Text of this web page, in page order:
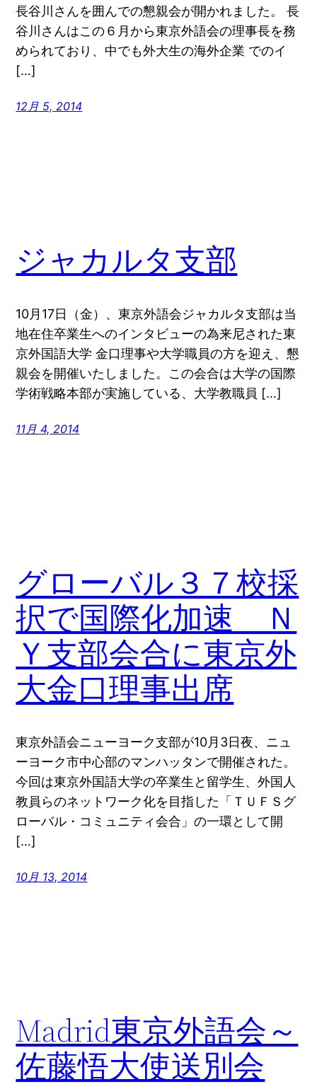
長谷川さんを囲んでの懇親会が開かれました。 長
谷川さんはこの６月から東京外語会の理事長を務
められており、中でも外大生の海外企業 でのイ
[…]
12月 5, 2014
ジャカルタ支部
10月17日（金）、東京外語会ジャカルタ支部は当
地在住卒業生へのインタビューの為来尼された東
京外国語大学 金口理事や大学職員の方を迎え、懇
親会を開催いたしました。この会合は大学の国際
学術戦略本部が実施している、大学教職員 […]
11月 4, 2014
グローバル３７校採
択で国際化加速 Ｎ
Ｙ支部会合に東京外
大金口理事出席
東京外語会ニューヨーク支部が10月3日夜、ニュ
ーヨーク市中心部のマンハッタンで開催された。
今回は東京外国語大学の卒業生と留学生、外国人
教員らのネットワーク化を目指した「ＴＵＦＳグ
ローバル・コミュニティ会合」の一環として開
[…]
10月 13, 2014
Madrid東京外語会～
佐藤悟大使送別会